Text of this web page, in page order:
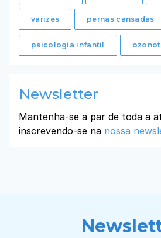
varizes pernas cansadas
psicologia infantil
Newsletter
Mantenha-se a par de toda a
inscrevendo-se na nossa